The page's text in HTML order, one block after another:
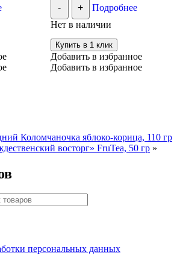
- +
Подробнее
Нет в наличии
Купить в 1 клик
Добавить в избранное
Добавить в избранное
Коломчаночка яблоко-корица, 110 гр
восторг» FruTea, 50 гр »
персональных данных